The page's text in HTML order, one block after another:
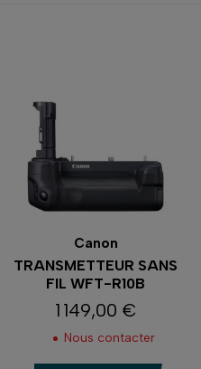
Canon
TRANSMETTEUR SANS
FIL WFT-R10B
Prix
1 149,00 €
Nous contacter